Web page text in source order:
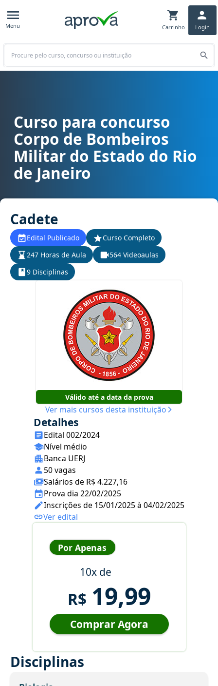
Menu Carrinho Login
Buscar
Curso para concurso CBM RJ, CBMERJ - Corpo de Bombeiros
Curso para concurso
Corpo de Bombeiros
Militar do Estado do Rio
de Janeiro
Cadete
Edital Publicado
Curso Completo
247 Horas de Aula
564 Videoaulas
9 Disciplinas
Válido até a data da prova
Ver mais cursos desta instituição
Detalhes
Edital 002/2024
Nível médio
Banca UERJ
50 vagas
Salários de R$ 4.227,16
Prova dia 22/02/2025
Inscrições de 15/01/2025 à 04/02/2025
Ver edital
Por Apenas
10x de
R$ 19,99
Comprar Agora
Disciplinas